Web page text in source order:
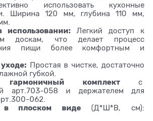
использовать кухонные
Ширина 120 мм, глубина 110 мм,
использовании: Легкий доступ к
доскам, что делает процесс
пищи более комфортным и
Простая в чистке, достаточно
губкой.
гармоничный комплектс
арт.703-058 и держателем для
062.
в плоском виде(Д*Ш*В, см):